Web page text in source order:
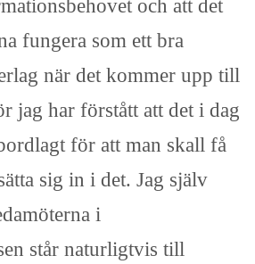
och att det
fungera som ett bra
när det kommer upp till
jag har förstått att det i dag
för att man skall få
sig in i det. Jag själv
i
står naturligtvis till